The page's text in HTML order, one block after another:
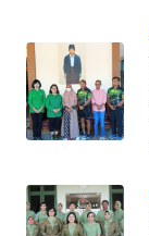
WN
SAMOSIR
WN
PADANG
WN